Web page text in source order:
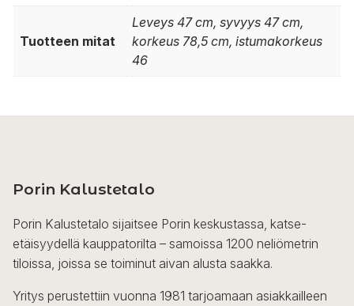
Tuotteen mitat
Leveys 47 cm, syvyys 47 cm,
korkeus 78,5 cm, istumakorkeus
46
Porin Kalustetalo
Porin Kalustetalo sijaitsee Porin keskustassa, katse-
etäisyydellä kauppatorilta – samoissa 1200 neliömetrin
tiloissa, joissa se toiminut aivan alusta saakka.
Yritys perustettiin vuonna 1981 tarjoamaan asiakkailleen